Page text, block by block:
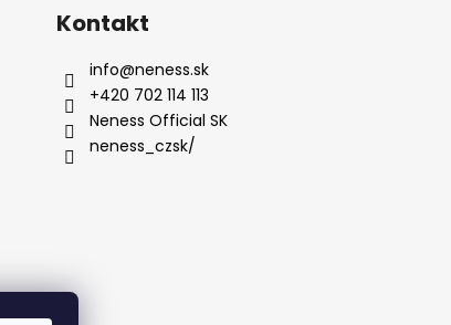
Kontakt
info@neness.sk
+420 702 114 113
Neness Official SK
neness_czsk/